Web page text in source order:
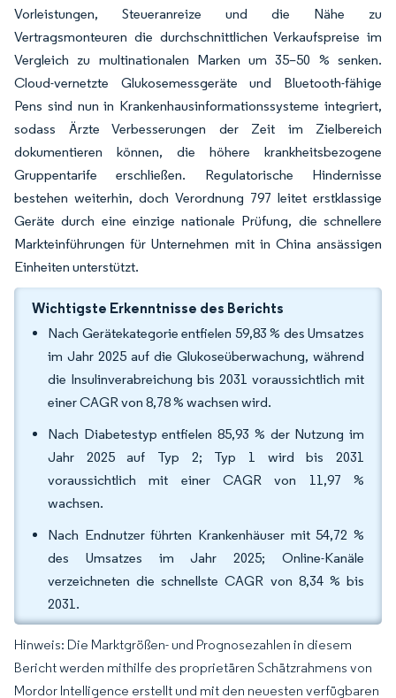
Vorleistungen, Steueranreize und die Nähe zu
Vertragsmonteuren die durchschnittlichen Verkaufspreise im
Vergleich zu multinationalen Marken um 35–50 % senken.
Cloud-vernetzte Glukosemessgeräte und Bluetooth-fähige
Pens sind nun in Krankenhausinformationssysteme integriert,
sodass Ärzte Verbesserungen der Zeit im Zielbereich
dokumentieren können, die höhere krankheitsbezogene
Gruppentarife erschließen. Regulatorische Hindernisse
bestehen weiterhin, doch Verordnung 797 leitet erstklassige
Geräte durch eine einzige nationale Prüfung, die schnellere
Markteinführungen für Unternehmen mit in China ansässigen
Einheiten unterstützt.
Wichtigste Erkenntnisse des Berichts
Nach Gerätekategorie entfielen 59,83 % des Umsatzes
im Jahr 2025 auf die Glukoseüberwachung, während
die Insulinverabreichung bis 2031 voraussichtlich mit
einer CAGR von 8,78 % wachsen wird.
Nach Diabetestyp entfielen 85,93 % der Nutzung im
Jahr 2025 auf Typ 2; Typ 1 wird bis 2031
voraussichtlich mit einer CAGR von 11,97 %
wachsen.
Nach Endnutzer führten Krankenhäuser mit 54,72 %
des Umsatzes im Jahr 2025; Online-Kanäle
verzeichneten die schnellste CAGR von 8,34 % bis
2031.
Hinweis: Die Marktgrößen- und Prognosezahlen in diesem
Bericht werden mithilfe des proprietären Schätzrahmens von
Mordor Intelligence erstellt und mit den neuesten verfügbaren